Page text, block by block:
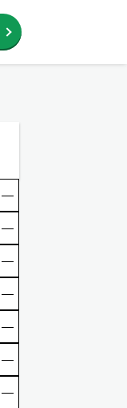
―
―
―
―
―
―
―